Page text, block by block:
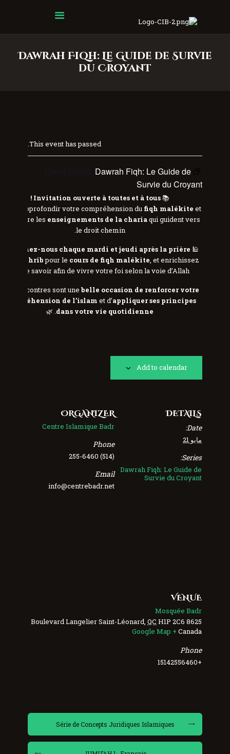
Dawrah Fiqh: Le Guide de Survie
du Croyant
Centre Islamique Badr
This event has passed.
Event Series: Dawrah Fiqh: Le Guide de
Survie du Croyant
📚
Invitation ouverte à toutes et à tous !
approfondir votre compréhension du fiqh malékite et
apprendre les enseignements de la chariaqui guident vers
le droit chemin.
🕌
Rejoignez-nous chaque mardi et jeudi après la prière
du Maghribpour le cours de fiqh malékite, et enrichissez
votre savoir afin de vivre votre foi selon la voie d’Allah.
Ces rencontres sont une belle occasion de renforcer votre
compréhension de l’islam et d’appliquer ses principes
dans votre vie quotidienne
. 🌿
Add to calendar
DETAILS
Date:
مايو 21
Series:
Dawrah Fiqh: Le Guide de
Survie du Croyant
ORGANIZER
Centre Islamique Badr
Phone
(514) 255-6460
Email
info@centrebadr.net
VENUE
Mosquée Badr
8625 Boulevard Langelier
Saint-Léonard QC H1P 2C6
Canada
+ Google Map
Phone
+15142556460
Série de Concepts Juridiques Islamiques